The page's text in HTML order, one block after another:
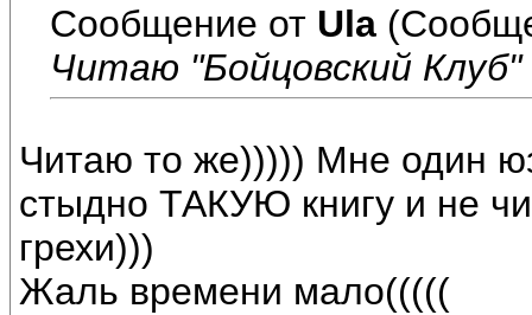
Сообщение от Ula
Читаю "Бойцовский Клуб"
Читаю то же))))) Мне один
стыдно ТАКУЮ книгу и не
грехи)))
Жаль времени мало(((((